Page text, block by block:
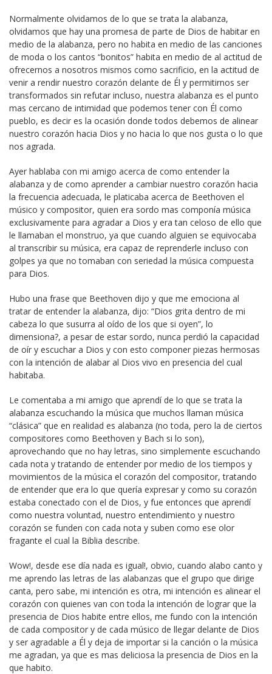
Normalmente olvidamos de lo que se trata la alabanza,
olvidamos que hay una promesa de parte de Dios de habitar en
medio de la alabanza, pero no habita en medio de las canciones
de moda o los cantos “bonitos” habita en medio de al actitud de
ofrecernos a nosotros mismos como sacrificio, en la actitud de
venir a rendir nuestro corazón delante de Él y permitirnos ser
transformados sin refutar incluso, nuestra alabanza es el punto
mas cercano de intimidad que podemos tener con Él como
pueblo, es decir es la ocasión donde todos debemos de alinear
nuestro corazón hacia Dios y no hacia lo que nos gusta o lo que
nos agrada.
Ayer hablaba con mi amigo acerca de como entender la
alabanza y de como aprender a cambiar nuestro corazón hacia
la frecuencia adecuada, le platicaba acerca de Beethoven el
músico y compositor, quien era sordo mas componía música
exclusivamente para agradar a Dios y era tan celoso de ello que
le llamaban el monstruo, ya que cuando alguien se equivocaba
al transcribir su música, era capaz de reprenderle incluso con
golpes ya que no tomaban con seriedad la música compuesta
para Dios.
Hubo una frase que Beethoven dijo y que me emociona al
tratar de entender la alabanza, dijo: “Dios grita dentro de mi
cabeza lo que susurra al oído de los que si oyen”, lo
dimensiona?, a pesar de estar sordo, nunca perdió la capacidad
de oír y escuchar a Dios y con esto componer piezas hermosas
con la intención de alabar al Dios vivo en presencia del cual
habitaba.
Le comentaba a mi amigo que aprendí de lo que se trata la
alabanza escuchando la música que muchos llaman música
“clásica” que en realidad es alabanza (no toda, pero la de ciertos
compositores como Beethoven y Bach si lo son),
aprovechando que no hay letras, sino simplemente escuchando
cada nota y tratando de entender por medio de los tiempos y
movimientos de la música el corazón del compositor, tratando
de entender que era lo que quería expresar y como su corazón
estaba conectado con el de Dios, y fue entonces que aprendí
como nuestra voluntad, nuestro entendimiento y nuestro
corazón se funden con cada nota y suben como ese olor
fragante el cual la Biblia describe.
Wow!, desde ese día nada es igual!, obvio, cuando alabo canto y
me aprendo las letras de las alabanzas que el grupo que dirige
canta, pero sabe, mi intención es otra, mi intención es alinear el
corazón con quienes van con toda la intención de lograr que la
presencia de Dios habite entre ellos, me fundo con la intención
de cada compositor y de cada músico de llegar delante de Dios
y ser agradable a Él y deja de importar si la canción o la música
me agradan, ya que es mas deliciosa la presencia de Dios en la
que habito.